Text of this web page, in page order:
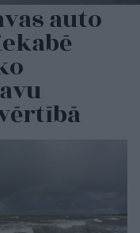
auto